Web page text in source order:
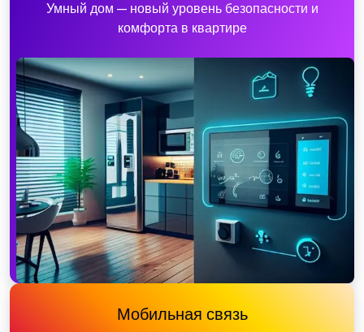
Умный дом — новый уровень безопасности и
комфорта в квартире
Мобильная связь